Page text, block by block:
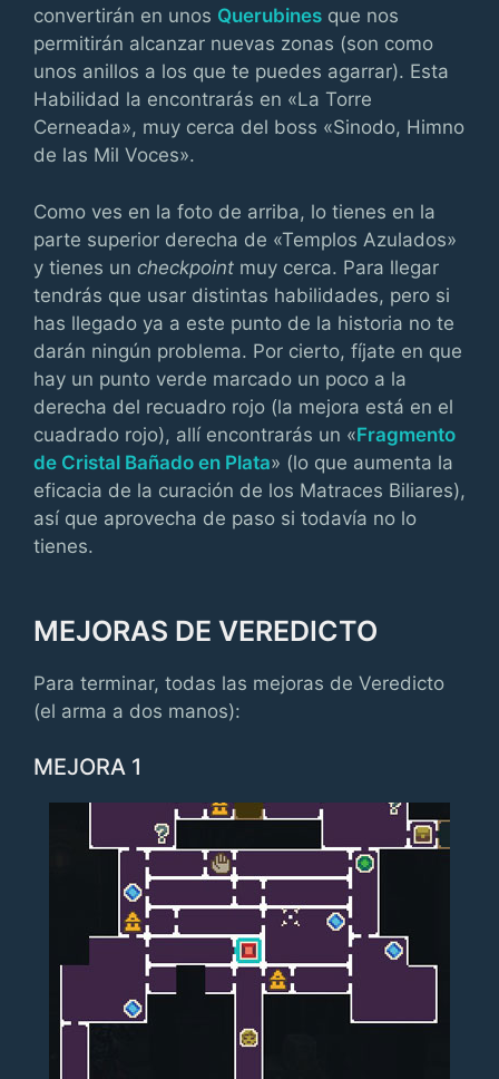
convertirán en unos Querubines que nos
permitirán alcanzar nuevas zonas (son como
unos anillos a los que te puedes agarrar). Esta
Habilidad la encontrarás en «La Torre
Cerneada», muy cerca del boss «Sinodo, Himno
de las Mil Voces».
Como ves en la foto de arriba, lo tienes en la
parte superior derecha de «Templos Azulados»
y tienes un checkpoint muy cerca. Para llegar
tendrás que usar distintas habilidades, pero si
has llegado ya a este punto de la historia no te
darán ningún problema. Por cierto, fíjate en que
hay un punto verde marcado un poco a la
derecha del recuadro rojo (la mejora está en el
cuadrado rojo), allí encontrarás un «Fragmento
de Cristal Bañado en Plata» (lo que aumenta la
eficacia de la curación de los Matraces Biliares),
así que aprovecha de paso si todavía no lo
tienes.
MEJORAS DE VEREDICTO
Para terminar, todas las mejoras de Veredicto
(el arma a dos manos):
MEJORA 1